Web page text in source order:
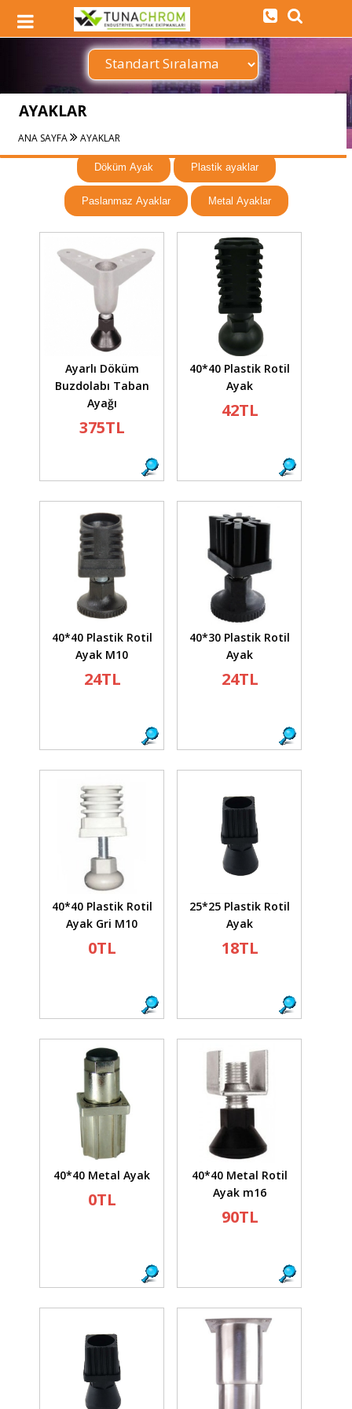
AYAKLAR
ANA SAYFA AYAKLAR
Döküm Ayak Plastik ayaklar
Paslanmaz Ayaklar Metal Ayaklar
Ayarlı Döküm
Buzdolabı Taban
Ayağı
375TL
40*40 Plastik Rotil
Ayak
42TL
40*40 Plastik Rotil
Ayak M10
24TL
40*30 Plastik Rotil
Ayak
24TL
40*40 Plastik Rotil
Ayak Gri M10
0TL
25*25 Plastik Rotil
Ayak
18TL
40*40 Metal Ayak
0TL
40*40 Metal Rotil
Ayak m16
90TL